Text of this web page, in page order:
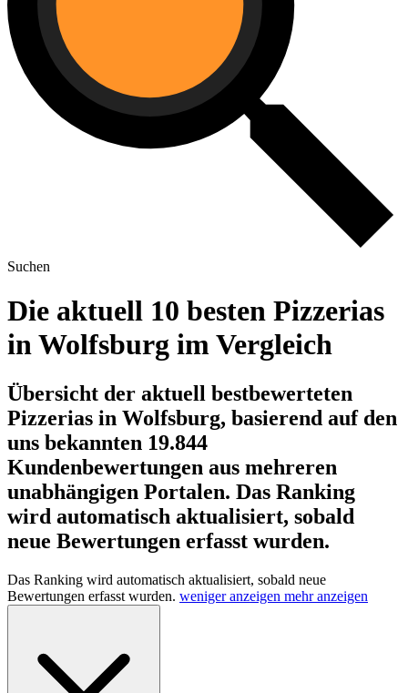
Suchen
Die aktuell 10 besten Pizzerias
in Wolfsburg im Vergleich
Übersicht der aktuell bestbewerteten
Pizzerias in Wolfsburg, basierend auf den
uns bekannten 19.844
Kundenbewertungen aus mehreren
unabhängigen Portalen. Das Ranking
wird automatisch aktualisiert, sobald
neue Bewertungen erfasst wurden.
Das Ranking wird automatisch aktualisiert, sobald neue
Bewertungen erfasst wurden. weniger anzeigen mehr anzeigen